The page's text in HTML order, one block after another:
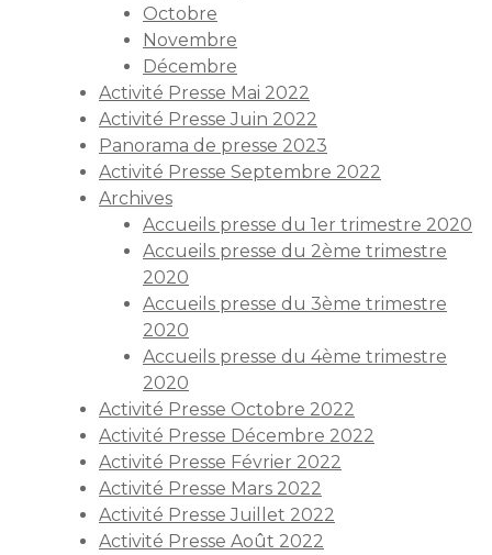
Octobre
Novembre
Décembre
Activité Presse Mai 2022
Activité Presse Juin 2022
Panorama de presse 2023
Activité Presse Septembre 2022
Archives
Accueils presse du 1er trimestre 2020
Accueils presse du 2ème trimestre
2020
Accueils presse du 3ème trimestre
2020
Accueils presse du 4ème trimestre
2020
Activité Presse Octobre 2022
Activité Presse Décembre 2022
Activité Presse Février 2022
Activité Presse Mars 2022
Activité Presse Juillet 2022
Activité Presse Août 2022